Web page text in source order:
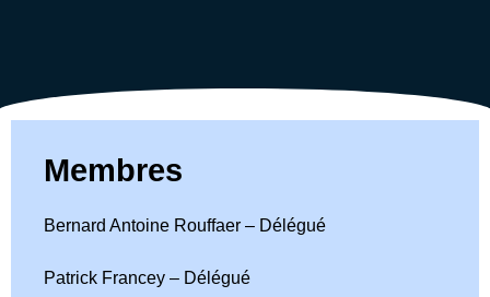
Membres
Bernard Antoine Rouffaer – Délégué
Patrick Francey – Délégué